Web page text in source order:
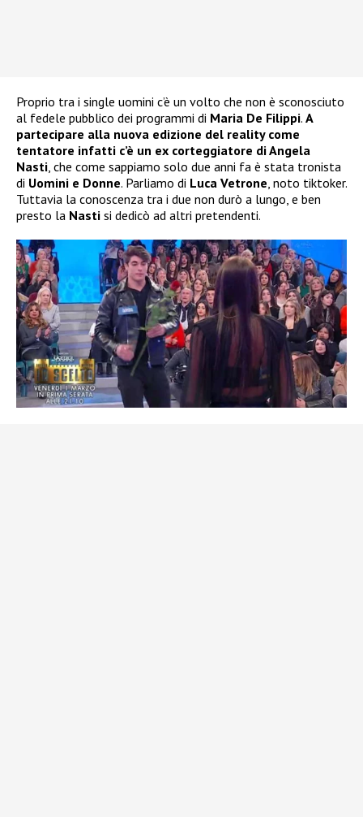
Proprio tra i single uomini c’è un volto che non è sconosciuto
al fedele pubblico dei programmi di Maria De Filippi. A
partecipare alla nuova edizione del reality come
tentatore infatti c’è un ex corteggiatore di Angela
Nasti, che come sappiamo solo due anni fa è stata tronista
di Uomini e Donne. Parliamo di Luca Vetrone, noto tiktoker.
Tuttavia la conoscenza tra i due non durò a lungo, e ben
presto la Nasti si dedicò ad altri pretendenti.